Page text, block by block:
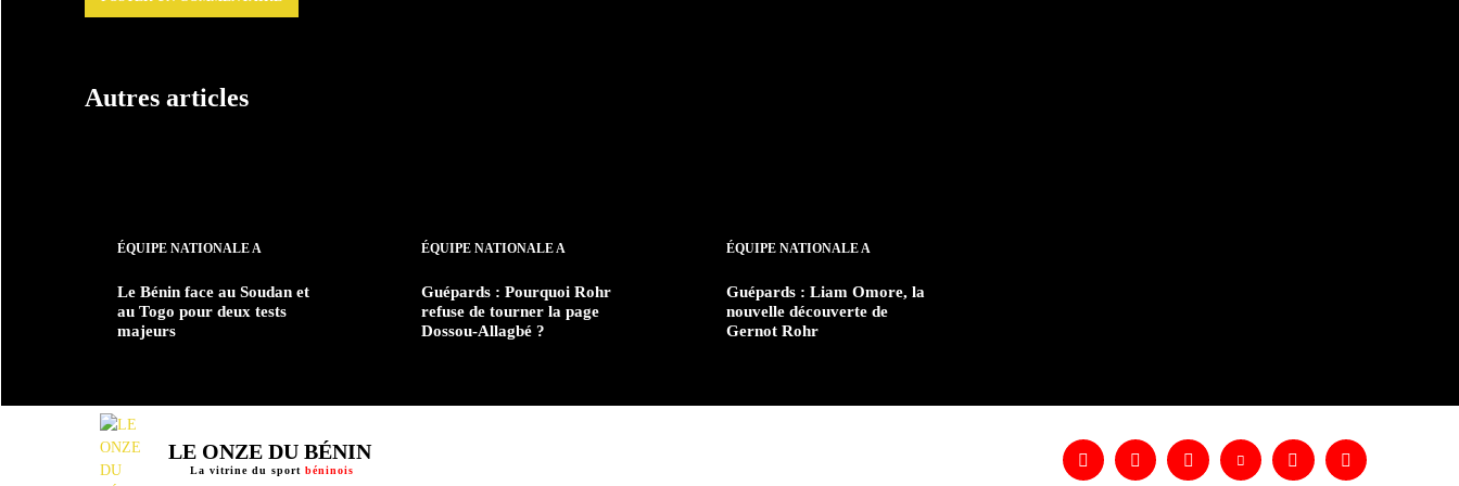
Autres articles
ÉQUIPE NATIONALE A
Le Bénin face au Soudan et
au Togo pour deux tests
majeurs
ÉQUIPE NATIONALE A
Guépards : Pourquoi Rohr
refuse de tourner la page
Dossou-Allagbé ?
ÉQUIPE NATIONALE A
Guépards : Liam Omore, la
nouvelle découverte de
Gernot Rohr
LE ONZE DU BÉNIN
La vitrine du sport béninois